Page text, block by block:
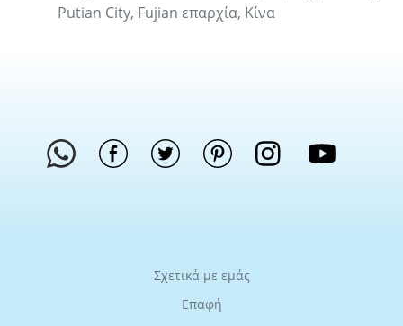
Putian City, Fujian επαρχία, Κίνα
Σχετικά με εμάς
Επαφή